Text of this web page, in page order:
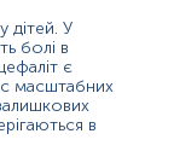
вже в
точно
перехресної
IgM до
можуть
дітей. У
болі в
є
масштабних
в